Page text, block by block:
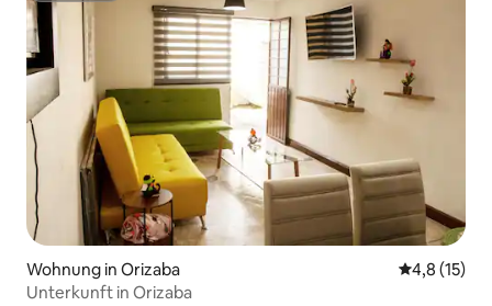
Wohnung in Orizaba
4,8 (15)
Unterkunft in Orizaba